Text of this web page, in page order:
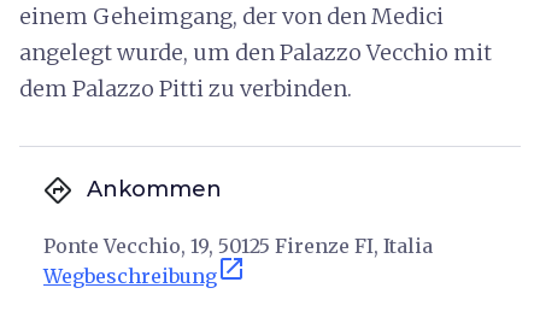
einem Geheimgang, der von den Medici
angelegt wurde, um den Palazzo Vecchio mit
dem Palazzo Pitti zu verbinden.
directions Ankommen
Ponte Vecchio, 19, 50125 Firenze FI, Italia
Wegbeschreibungopen_in_new